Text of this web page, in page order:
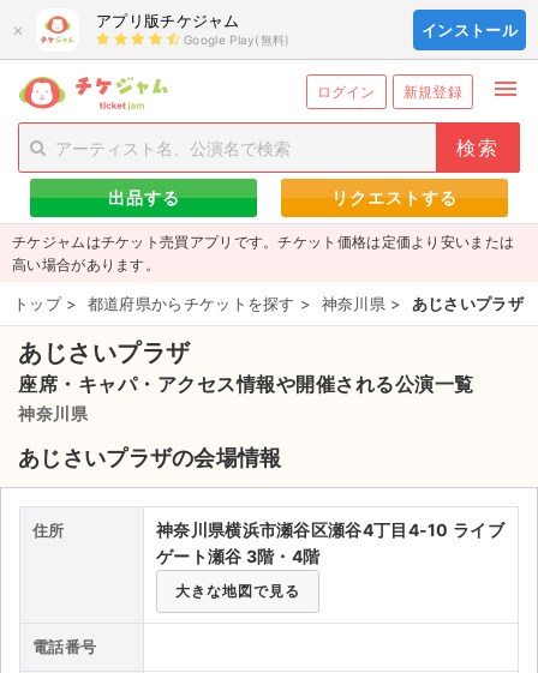
× アプリ版チケジャム
Google Play(無料) インストール
ログイン 新規登録 menu
person_add 新規会員登録 exit_to_app ログイン
チケットを探す
新着チケット
値下げしたチケット
都道府県からチケットを探す
もうすぐ開催のチケット
チケットのリクエスト一覧
取扱チケット
ライブ・コンサート（国内）
ライブ・コンサート（海外）
出品する リクエストする
チケジャムはチケット売買アプリです。チケット価格は定価より安いまたは
高い場合があります。
トップ > 都道府県からチケットを探す > 神奈川県 > あじさいプラザ
あじさいプラザ
座席・キャパ・アクセス情報や開催される公演一覧
神奈川県
あじさいプラザの会場情報
住所
神奈川県横浜市瀬谷区瀬谷4丁目4-10 ライブ
ゲート瀬谷 3階・4階
大きな地図で見る
電話番号